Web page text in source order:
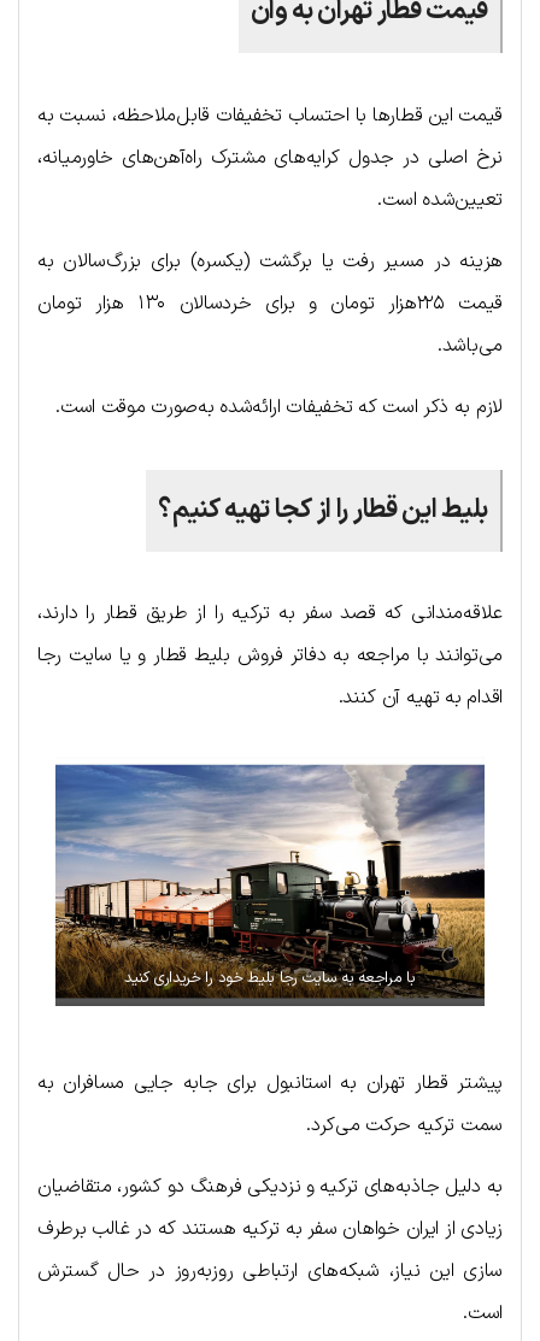
قیمت قطار تهران به وان
قیمت این قطارها با احتساب تخفیفات قابل‌ملاحظه، نسبت به
نرخ اصلی در جدول کرایه‌های مشترک راه‌آهن‌های خاورمیانه،
تعیین‌شده است.
هزینه در مسیر رفت یا برگشت (یکسره) برای بزرگ‌سالان به
قیمت ۲۲۵هزار تومان و برای خردسالان ۱۳۰ هزار تومان
می‌باشد.
لازم به ذکر است که تخفیفات ارائه‌شده به‌صورت موقت است.
بلیط این قطار را از کجا تهیه کنیم؟
علاقه‌مندانی که قصد سفر به ترکیه را از طریق قطار را دارند،
می‌توانند با مراجعه به دفاتر فروش بلیط قطار و یا سایت رجا
اقدام به تهیه آن کنند.
با مراجعه به سایت رجا بلیط خود را خریداری کنید
پیشتر قطار تهران به استانبول برای جابه جایی مسافران به
سمت ترکیه حرکت می‌کرد.
به دلیل جاذبه‌های ترکیه و نزدیکی فرهنگ دو کشور، متقاضیان
زیادی از ایران خواهان سفر به ترکیه هستند که در غالب برطرف
سازی این نیاز، شبکه‌های ارتباطی روزبه‌روز در حال گسترش
است.